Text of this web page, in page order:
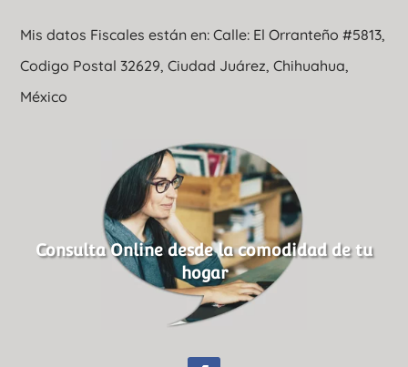
Mis datos Fiscales están en: Calle: El Orranteño #5813,
Codigo Postal 32629, Ciudad Juárez, Chihuahua,
México
Consulta Online desde la comodidad de tu
hogar